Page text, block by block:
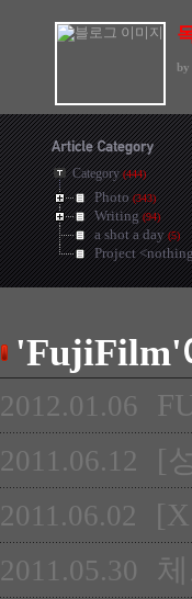
by
Category(444)
Photo(343)
Writing(94)
a shot a day(5)
Project
'FujiFilm'
2012.01.06
2011.06.12 [
2011.06.02
2011.05.30